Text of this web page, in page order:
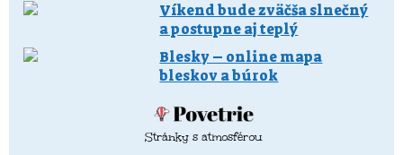
Víkend bude zväčša slnečný
a postupne aj teplý
Blesky – online mapa
bleskov a búrok
Stránky s atmosférou